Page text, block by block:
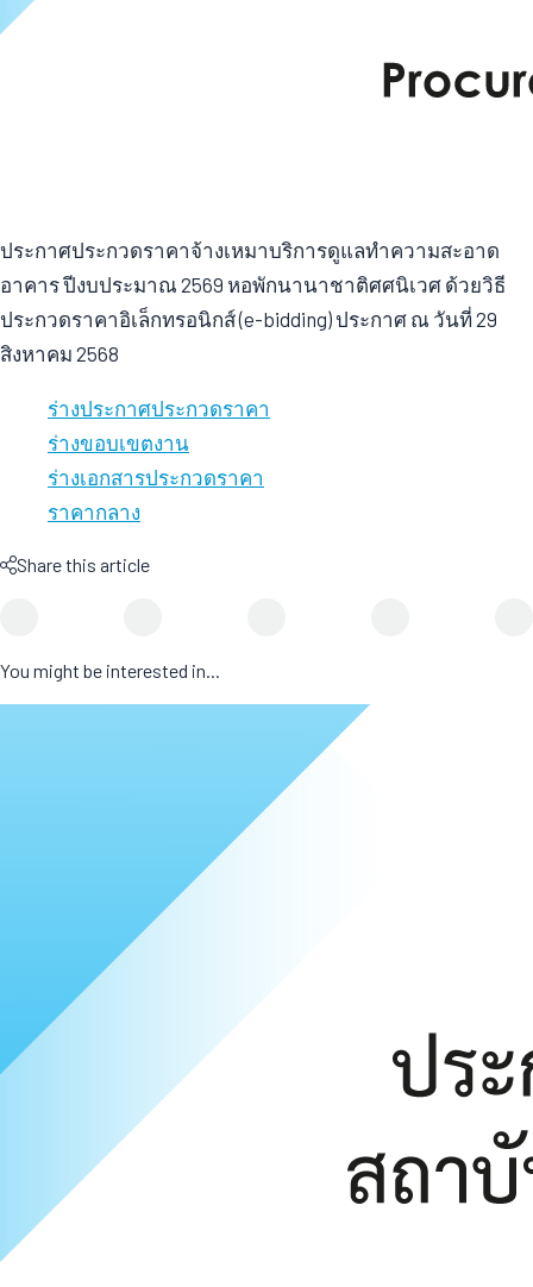
ประกาศประกวดราคาจ้างเหมาบริการดูแลทำความสะอาด
อาคาร ปีงบประมาณ 2569 หอพักนานาชาติศศนิเวศ ด้วยวิธี
ประกวดราคาอิเล็กทรอนิกส์ (e-bidding) ประกาศ ณ วันที่ 29
ร่างประกาศประกวดราคา
ร่างขอบเขตงาน
ร่างเอกสารประกวดราคา
ราคากลาง
Share this article
You might be interested in...